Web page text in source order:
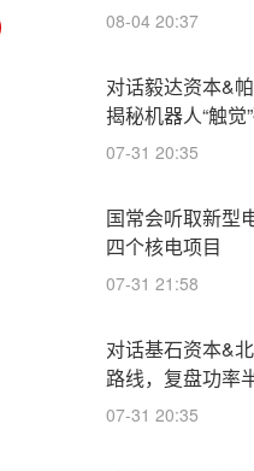
08-04 20:37
对话毅达资本&
揭秘机器人“触
07-31 20:35
国常会听取新型
四个核电项目
07-31 21:58
对话基石资本&
路线，复盘功率
07-31 20:35